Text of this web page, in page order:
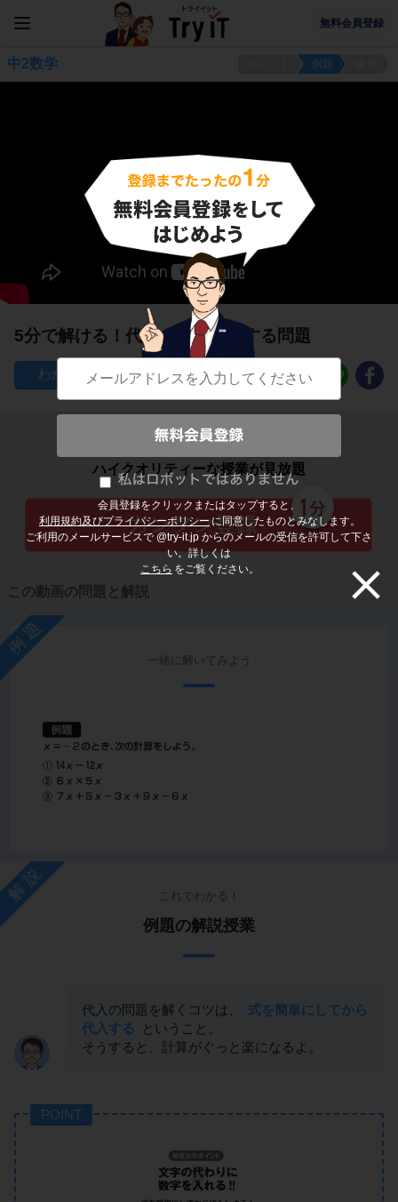
無料会員登録
会員登録をクリックまたはタップすると、
利用規約及びプライバシーポリシー に同意したものとみなします。
ご利用のメールサービスで @try-it.jp からのメールの受信を許可して下さ
い。詳しくは
こちら をご覧ください。
中2数学 例題
5分で解ける！代入の計算に関する問題
60
子どもの勉強から大人の学び直しまで
ハイクオリティーな授業が見放題
この動画の問題と解説
例題
一緒に解いてみよう
解説 これでわかる！
例題の解説授業
代入の問題を解くコツは、
式を簡単にしてから
代入する
ということ。
そうすると、計算がぐっと楽になるよ。
POINT